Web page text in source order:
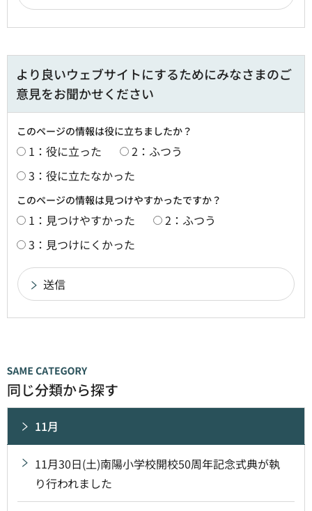
より良いウェブサイトにするためにみなさまのご
意見をお聞かせください
このページの情報は役に立ちましたか？
1：役に立った
2：ふつう
3：役に立たなかった
このページの情報は見つけやすかったですか？
1：見つけやすかった
2：ふつう
3：見つけにくかった
同じ分類から探す
11月
11月30日(土)南陽小学校開校50周年記念式典が執
り行われました